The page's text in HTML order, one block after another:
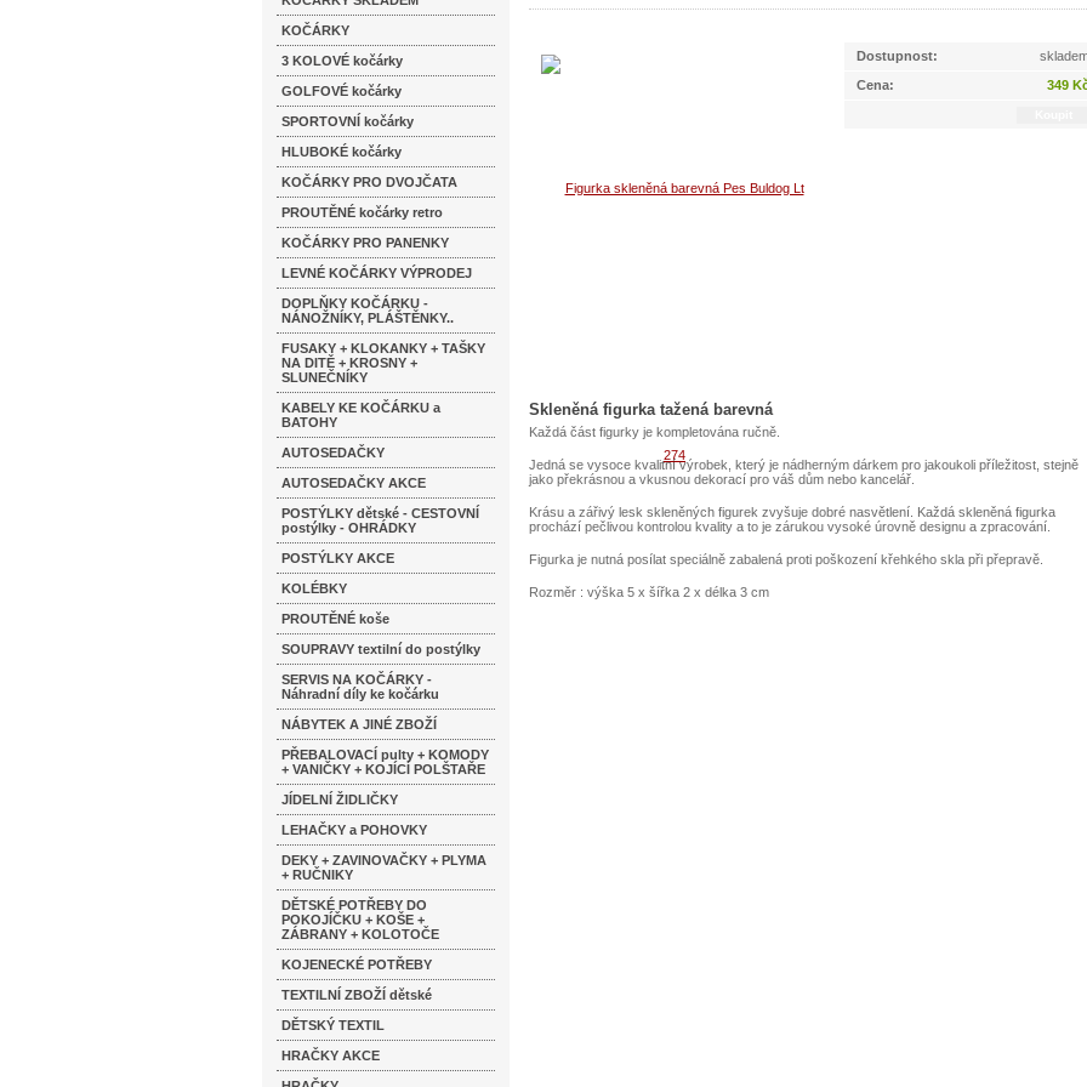
KOČÁRKY
3 KOLOVÉ kočárky
GOLFOVÉ kočárky
SPORTOVNÍ kočárky
HLUBOKÉ kočárky
KOČÁRKY PRO DVOJČATA
PROUTĚNÉ kočárky retro
KOČÁRKY PRO PANENKY
LEVNÉ KOČÁRKY VÝPRODEJ
DOPLŇKY KOČÁRKU -
NÁNOŽNÍKY, PLÁŠTĚNKY..
FUSAKY + KLOKANKY + TAŠKY
NA DITĚ + KROSNY +
SLUNEČNÍKY
KABELY KE KOČÁRKU a
BATOHY
AUTOSEDAČKY
AUTOSEDAČKY AKCE
POSTÝLKY dětské - CESTOVNÍ
postýlky - OHRÁDKY
POSTÝLKY AKCE
KOLÉBKY
PROUTĚNÉ koše
SOUPRAVY textilní do postýlky
SERVIS NA KOČÁRKY -
Náhradní díly ke kočárku
NÁBYTEK A JINÉ ZBOŽÍ
PŘEBALOVACÍ pulty + KOMODY
+ VANIČKY + KOJÍCÍ POLŠTAŘE
JÍDELNÍ ŽIDLIČKY
LEHAČKY a POHOVKY
DEKY + ZAVINOVAČKY + PLYMA
+ RUČNIKY
DĚTSKÉ POTŘEBY DO
POKOJÍČKU + KOŠE +
ZÁBRANY + KOLOTOČE
KOJENECKÉ POTŘEBY
TEXTILNÍ ZBOŽÍ dětské
DĚTSKÝ TEXTIL
HRAČKY AKCE
Dostupnost:
Cena:
349
Skleněná figurka tažená barevná
Každá část figurky je kompletována ručně.
Jedná se vysoce kvalitní výrobek, který je nádherným dárkem pro jakoukoli příležitost, stejně
jako překrásnou a vkusnou dekorací pro váš dům nebo kancelář.
Krásu a zářivý lesk skleněných figurek zvyšuje dobré nasvětlení. Každá skleněná figurka
prochází pečlivou kontrolou kvality a to je zárukou vysoké úrovně designu a zpracování.
Figurka je nutná posílat speciálně zabalená proti poškození křehkého skla při přepravě.
Rozměr : výška 5 x šířka 2 x délka 3 cm